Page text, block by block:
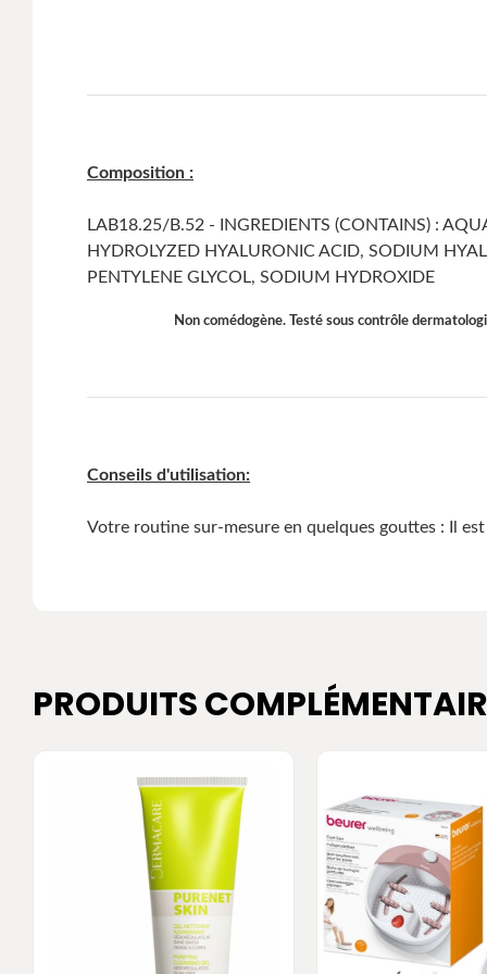
Composition :
LAB18.25/B.52 - INGREDIENTS (CONTAINS) :
HYDROLYZED HYALURONIC ACID, SODIUM
PENTYLENE GLYCOL, SODIUM HYDROXIDE
Non comédogène. Testé sous contrôle
Conseils d'utilisation:
Votre routine sur-mesure en quelques gouttes : Il
PRODUITS